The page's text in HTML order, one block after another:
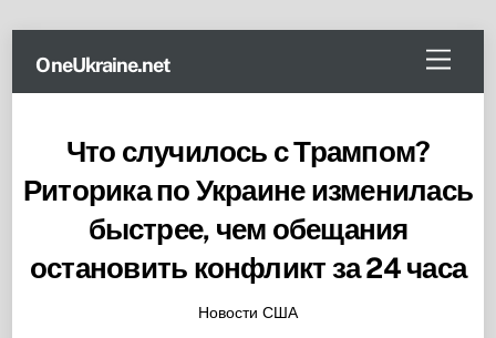
content
Menu
OneUkraine.net
Что случилось с Трампом?
Риторика по Украине изменилась
быстрее, чем обещания
остановить конфликт за 24 часа
Новости США